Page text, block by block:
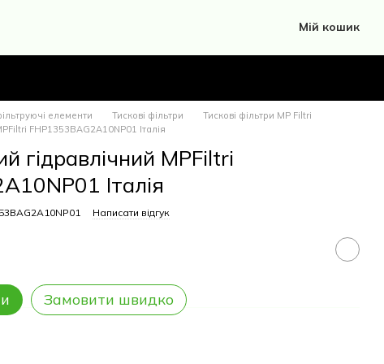
Мій кошик
елементи Тискові фільтри
Тискові фільтри MP Filtri
FHP1353BAG2A10NP01 Італія
гідравлічний MPFiltri
Італія
Написати відгук
Замовити швидко